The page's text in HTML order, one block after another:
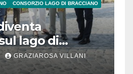
CONSORZIO LAGO DI BRACCIANO
lago di
GRAZIAROSA VILLANI